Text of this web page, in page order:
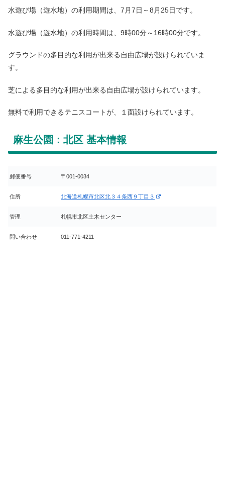
水遊び場（遊水地）の利用期間は、7月7日～8月25日です。
水遊び場（遊水地）の利用時間は、9時00分～16時00分です。
グラウンドの多目的な利用が出来る自由広場が設けられていま
す。
芝による多目的な利用が出来る自由広場が設けられています。
無料で利用できるテニスコートが、１面設けられています。
麻生公園：北区 基本情報
郵便番号 〒001-0034
住所 北海道札幌市北区北３４条西９丁目３
管理 札幌市北区土木センター
問い合わせ 011-771-4211